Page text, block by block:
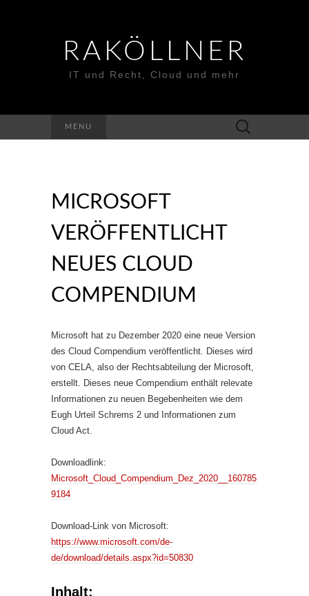
RAKÖLLNER
IT und Recht, Cloud und mehr
MENU
Suchen
nach:
MICROSOFT
VERÖFFENTLICHT
NEUES CLOUD
COMPENDIUM
Microsoft hat zu Dezember 2020 eine neue Version
des Cloud Compendium veröffentlicht. Dieses wird
von CELA, also der Rechtsabteilung der Microsoft,
erstellt. Dieses neue Compendium enthält relevate
Informationen zu neuen Begebenheiten wie dem
Eugh Urteil Schrems 2 und Informationen zum
Cloud Act.
Downloadlink:
Microsoft_Cloud_Compendium_Dez_2020__160785
9184
Download-Link von Microsoft:
https://www.microsoft.com/de-
de/download/details.aspx?id=50830
Inhalt: